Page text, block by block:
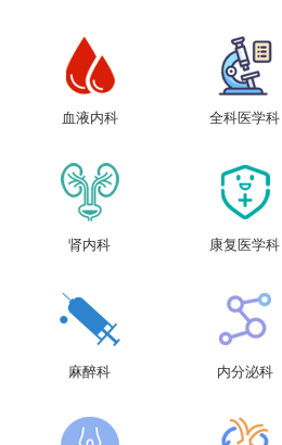
血液内科 全科医学科
肾内科 康复医学科
麻醉科 内分泌科